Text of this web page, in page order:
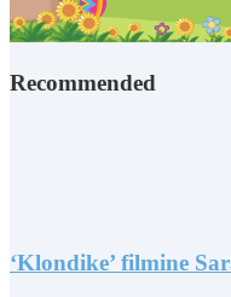
Recommended
‘Klondike’ filmine